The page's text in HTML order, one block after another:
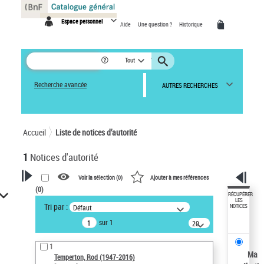
Espace personnel Aide Une question ? Historique
Tout
Recherche avancée AUTRES RECHERCHES
Accueil Liste de notices d’autorité
1 Notices d'autorité
VOTRE RECHERCHE
Recherche avancée dans les
notices d’autorité
Œuvres liées à l'auteur :
Temperton, Rod (1947-2016)
Voir la sélection (0) Ajouter à mes références
(0)
Tri par : Défaut
sur 1
20
résultats/page
1
Temperton, Rod (1947-2016)
RÉCUPÉRER
LES
NOTICES
Ma
Panneau de gestion des cookies